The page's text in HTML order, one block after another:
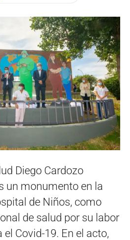
Diego Cardozo
un monumento en la
de Niños, como
de salud por su labor
Covid-19. En el acto,